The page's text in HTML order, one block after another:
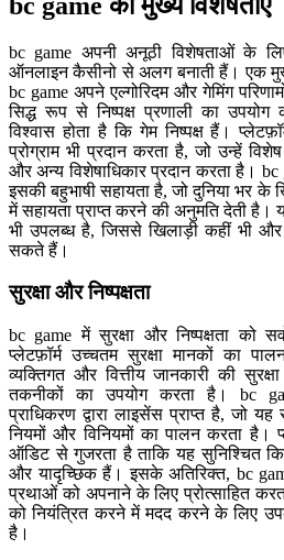
bc game अपनी अनूठी विशेषताओं के
ऑनलाइन कैसीनो से अलग बनाती हैं। एक
bc game अपने एल्गोरिदम और गेमिंग
सिद्ध रूप से निष्पक्ष प्रणाली का
विश्वास होता है कि गेम निष्पक्ष हैं।
प्रोग्राम भी प्रदान करता है, जो उन्हें
और अन्य विशेषाधिकार प्रदान करता है।
इसकी बहुभाषी सहायता है, जो दुनिया भर के
में सहायता प्राप्त करने की अनुमति देती है।
भी उपलब्ध है, जिससे खिलाड़ी कहीं भी
सकते हैं।
सुरक्षा और निष्पक्षता
bc game में सुरक्षा और निष्पक्षता को
प्लेटफ़ॉर्म उच्चतम सुरक्षा मानकों का
व्यक्तिगत और वित्तीय जानकारी की
तकनीकों का उपयोग करता है। bc
प्राधिकरण द्वारा लाइसेंस प्राप्त है, जो
नियमों और विनियमों का पालन करता है।
ऑडिट से गुजरता है ताकि यह सुनिश्चित
और यादृच्छिक हैं। इसके अतिरिक्त, bc
प्रथाओं को अपनाने के लिए प्रोत्साहित
को नियंत्रित करने में मदद करने के लिए
है।